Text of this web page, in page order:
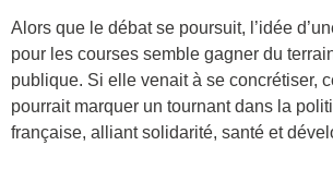
Alors que le débat se poursuit, l’idée
pour les courses semble gagner du
publique. Si elle venait à se concrétiser,
pourrait marquer un tournant dans la
française, alliant solidarité, santé et